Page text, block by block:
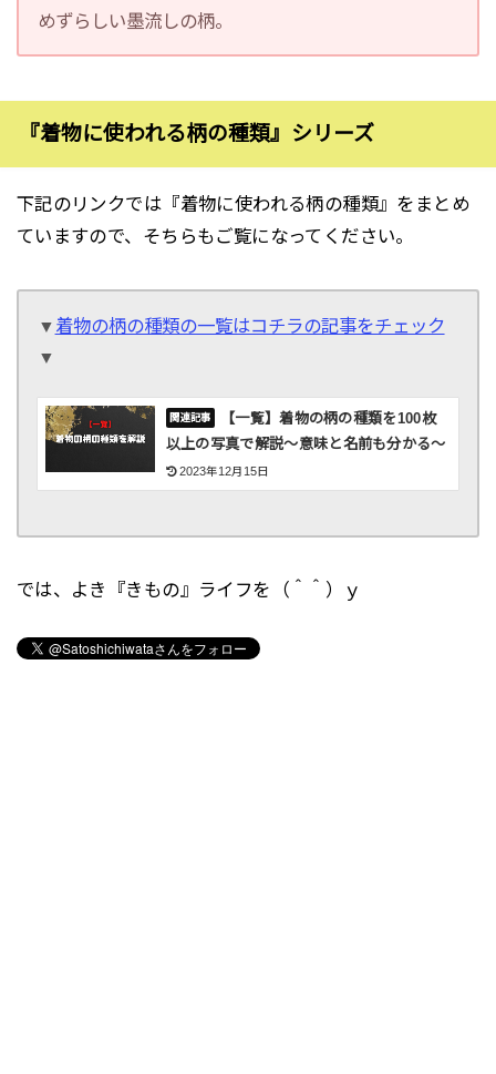
めずらしい墨流しの柄。
『着物に使われる柄の種類』シリーズ
下記のリンクでは『着物に使われる柄の種類』をまとめ
ていますので、そちらもご覧になってください。
▼ 着物の柄の種類の一覧はコチラの記事をチェック
▼
【一覧】着物の柄の種類を100枚
以上の写真で解説〜意味と名前も分かる〜
2023年12月15日
では、よき『きもの』ライフを（＾＾）ｙ